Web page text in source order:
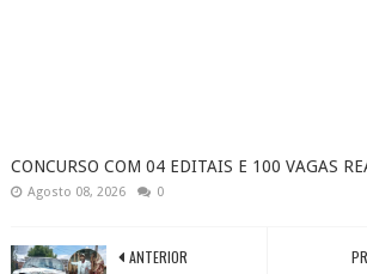
CONCURSO COM 04 EDITAIS E 100 VAGAS
Agosto 08, 2026 0
ANTERIOR